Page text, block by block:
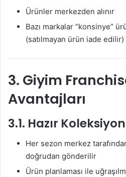
Ürünler merkezden alınır
Bazı markalar “konsinye”
(satılmayan ürün iade edilir)
3. Giyim
Avantajları
3.1. Hazır Koleksiyon
Her sezon merkez
doğrudan gönderilir
Ürün planlaması ile